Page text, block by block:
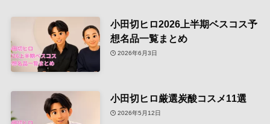
小田切ヒロ2026上半期ベスコス予
想名品一覧まとめ
2026年6月3日
小田切ヒロ厳選炭酸コスメ11選
2026年5月12日